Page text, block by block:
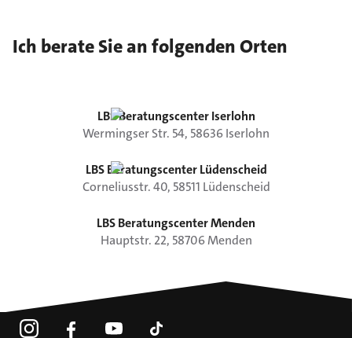
Ich berate Sie an folgenden Orten
LBS Beratungscenter Iserlohn
Wermingser Str. 54, 58636Iserlohn
LBS Beratungscenter Lüdenscheid
Corneliusstr.40, 58511 Lüdenscheid
LBS Beratungscenter Menden
Hauptstr. 22, 58706Menden